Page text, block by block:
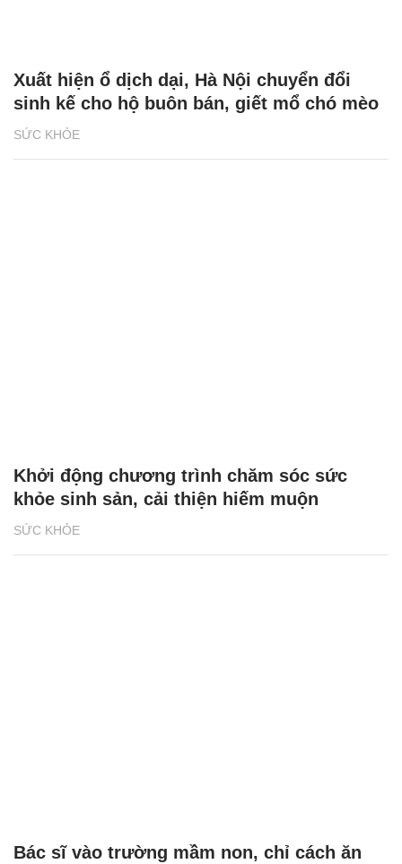
SỨC KHỎE
Xuất hiện ổ dịch dại, Hà Nội chuyển đổi
sinh kế cho hộ buôn bán, giết mổ chó mèo
SỨC KHỎE
Khởi động chương trình chăm sóc sức
khỏe sinh sản, cải thiện hiếm muộn
Bác sĩ vào trường mầm non, chỉ cách ăn